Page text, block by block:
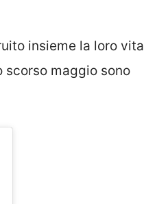
insieme la loro vita
scorso maggio sono